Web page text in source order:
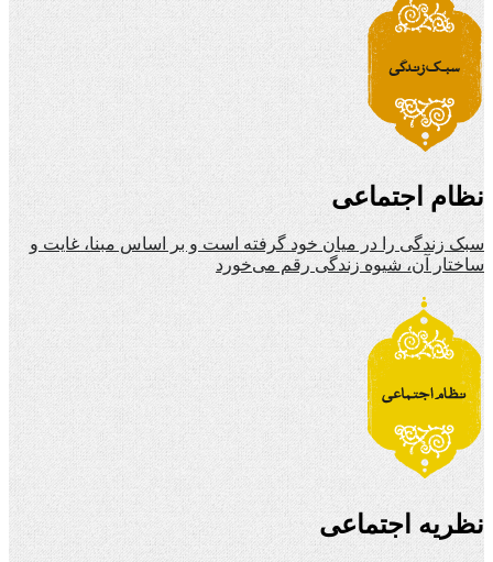
نظام اجتماعی
سبک زندگی را در میان خود گرفته است و بر اساس مبنا، غایت و
ساختار آن، شیوه زندگی رقم می‌خورد
نظریه اجتماعی